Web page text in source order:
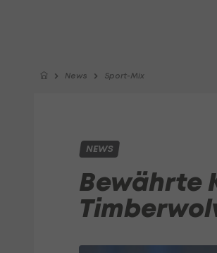
News Sport-Mix
NEWS
Bewährte